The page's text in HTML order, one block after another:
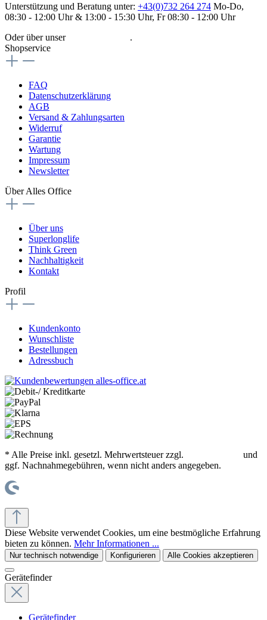
Unterstützung und Beratung unter: +43(0)732 264 274 Mo-Do,
08:30 - 12:00 Uhr & 13:00 - 15:30 Uhr, Fr 08:30 - 12:00 Uhr
Oder über unser
.
Shopservice
FAQ
Datenschutzerklärung
AGB
Versand & Zahlungsarten
Widerruf
Garantie
Wartung
Impressum
Newsletter
Über Alles Office
Über uns
Superlonglife
Think Green
Nachhaltigkeit
Kontakt
Profil
Kundenkonto
Wunschliste
Bestellungen
Adressbuch
* Alle Preise inkl. gesetzl. Mehrwertsteuer zzgl.
und
ggf. Nachnahmegebühren, wenn nicht anders angegeben.
Diese Website verwendet Cookies, um eine bestmögliche Erfahrung
bieten zu können. Mehr Informationen ...
Nur technisch notwendige Konfigurieren Alle Cookies akzeptieren
Gerätefinder
Gerätefinder